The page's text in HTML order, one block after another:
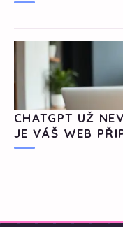
CHATGPT UŽ
JE VÁŠ WEB